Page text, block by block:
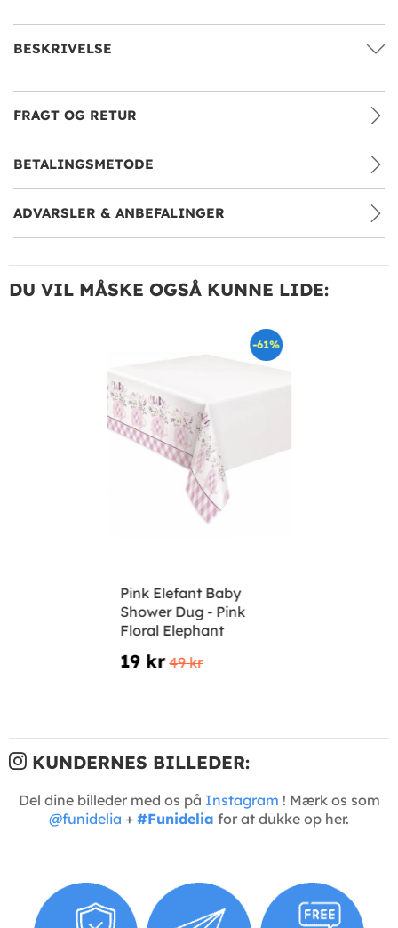
BESKRIVELSE
FRAGT OG RETUR
BETALINGSMETODE
ADVARSLER & ANBEFALINGER
DU VIL MÅSKE OGSÅ KUNNE LIDE:
-61%
Pink Elefant Baby
Shower Dug - Pink
Floral Elephant
19 kr 49 kr
KUNDERNES BILLEDER:
Del dine billeder med os på Instagram ! Mærk os som
@funidelia + #Funidelia for at dukke op her.